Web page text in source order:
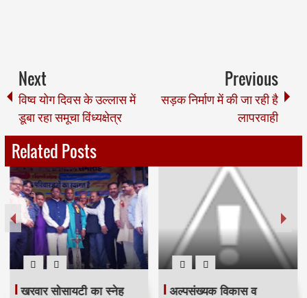
Next
विष्व योग दिवस के उल्लास में
डूबा रहा समूचा विंध्यक्षेत्र
Previous
सड़क निर्माण में की जा रही है
लापरवाही
Related Posts
खरवार सोसायटी का स्नेह
अल्पसंख्यक विकास व